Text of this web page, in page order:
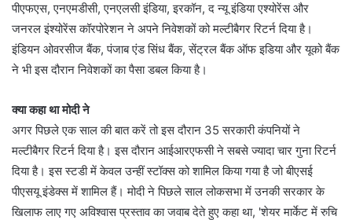
पीएफएस, एनएमडीसी, एनएलसी इंडिया, इरकॉन, द न्यू इंडिया एश्योरेंस और
जनरल इंश्योरेंस कॉरपोरेशन ने अपने निवेशकों को मल्टीबैगर रिटर्न दिया है।
इंडियन ओवरसीज बैंक, पंजाब एंड सिंध बैंक, सेंट्रल बैंक ऑफ इडिया और यूको बैंक
ने भी इस दौरान निवेशकों का पैसा डबल किया है।
क्या कहा था मोदी ने
अगर पिछले एक साल की बात करें तो इस दौरान 35 सरकारी कंपनियों ने
मल्टीबैगर रिटर्न दिया है। इस दौरान आईआरएफसी ने सबसे ज्यादा चार गुना रिटर्न
दिया है। इस स्टडी में केवल उन्हीं स्टॉक्स को शामिल किया गया है जो बीएसई
पीएसयू इंडेक्स में शामिल हैं। मोदी ने पिछले साल लोकसभा में उनकी सरकार के
खिलाफ लाए गए अविश्वास प्रस्ताव का जवाब देते हुए कहा था, 'शेयर मार्केट में रुचि